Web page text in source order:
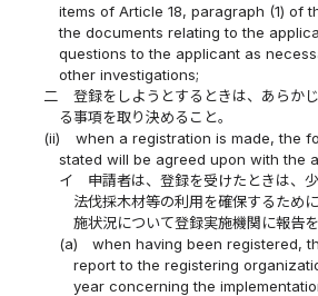
items of Article 18, paragraph (1) of
the documents relating to the
questions to the applicant as
other investigations;
二
登録をしようとするときは、あらか
る事項を取り決めること。
(ii)
when a registration is made, the
stated will be agreed upon with the
イ
申請者は、登録を受けたときは、
法伐採木材等の利用を確保するため
施状況について登録実施機関に報告を
(a)
when having been registered,
report to the registering
year concerning the